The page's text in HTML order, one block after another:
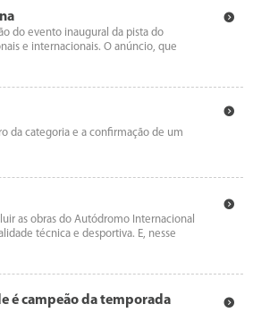
do evento inaugural da pista do
e internacionais. O anúncio, que
da categoria e a confirmação de um
as obras do Autódromo Internacional
técnica e desportiva. E, nesse
é campeão da temporada